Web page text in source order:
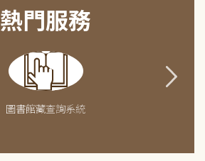
熱門服務
圖書館藏查詢系統